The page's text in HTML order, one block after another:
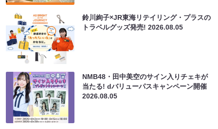
鈴川絢子×JR東海リテイリング・プラスの
トラベルグッズ発売!2026.08.05
NMB48・田中美空のサイン入りチェキが
当たる! dバリューパスキャンペーン開催
2026.08.05